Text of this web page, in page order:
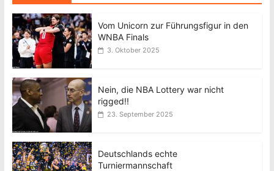
Vom Unicorn zur Führungsfigur in den
WNBA Finals
3. Oktober 2025
Nein, die NBA Lottery war nicht
rigged!!
23. September 2025
Deutschlands echte
Turniermannschaft